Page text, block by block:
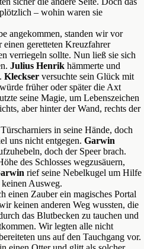
– wohin waren sie
angekommen, standen wir vor
geretteten Kreuzfahrer
verriegeln sollte. Nun ließ sie sich
Julius Henrik hämmerte und
Kleckser versuchte sein Glück mit
früher oder später die Axt
seine Magie, um Lebenszeichen
aber hinter der Wand, rechts der
in seine Hände, doch
uns nicht entgegen. Garwin
doch der Speer brach.
des Schlosses wegzusäuern,
rief seine Nebelkugel um Hilfe
Ausweg.
einen Zauber ein magisches Portal
keinen anderen Weg wussten, die
das Blutbecken zu tauchen und
Wir legten alle nicht
uns auf den Tauchgang vor.